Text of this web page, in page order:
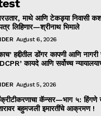
माथे आणि टेकड्या निवासी
लिहिणार—श्रीनाथ भिमाले
August 6, 2026
हद्दीतील डोंगर कापणी आणि
कायदे आणि सर्वोच्च
August 5, 2026
कॅन्सर—भाग ५: हिंगणे
बहुमजली इमारतींचे आक्रमण !